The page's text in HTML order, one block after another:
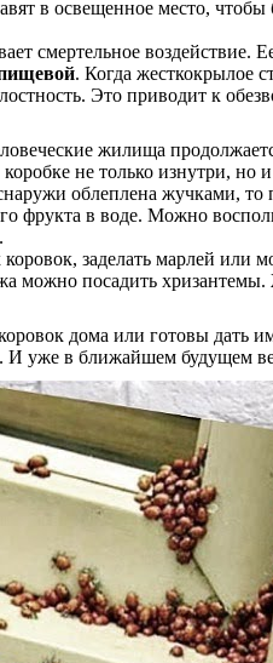
в освещенное место,
смертельное воздействие.
. Когда жесткокрылое
Это приводит к
жилища
не только изнутри,
облеплена жучками,
фрукта в воде. Можно
заделать марлей или
можно посадить
дома или готовы дать
уже в ближайшем будущем